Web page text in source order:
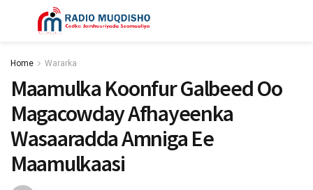
Home Wararka
Maamulka Koonfur Galbeed Oo
Magacowday Afhayeenka
Wasaaradda Amniga Ee
Maamulkaasi